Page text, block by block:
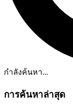
กำลังค้นหา...
การค้นหาล่าสุด